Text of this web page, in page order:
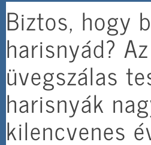
Biztos, hogy
harisnyád? Az
üvegszálas
harisnyák
kilencvenes